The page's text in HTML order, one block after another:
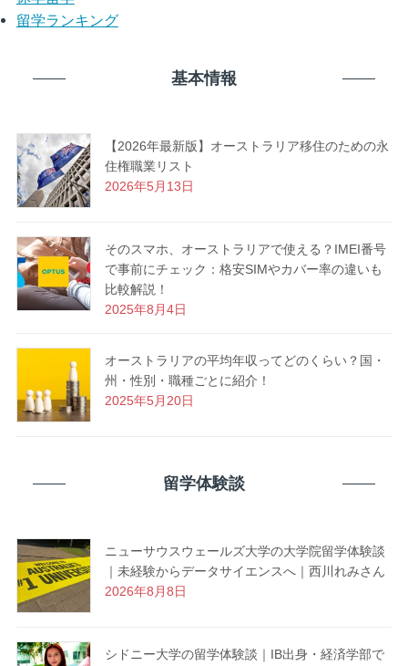
留学ランキング
基本情報
【2026年最新版】オーストラリア移住のための永
住権職業リスト
2026年5月13日
そのスマホ、オーストラリアで使える？IMEI番号
で事前にチェック：格安SIMやカバー率の違いも
比較解説！
2025年8月4日
オーストラリアの平均年収ってどのくらい？国・
州・性別・職種ごとに紹介！
2025年5月20日
留学体験談
ニューサウスウェールズ大学の大学院留学体験談
｜未経験からデータサイエンスへ｜西川れみさん
2026年8月8日
シドニー大学の留学体験談｜IB出身・経済学部で